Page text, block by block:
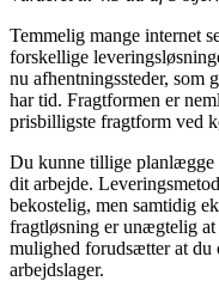
Temmelig mange internet
forskellige
nu afhentningssteder, som
har tid. Fragtformen er
prisbilligste fragtform ved
Du kunne tillige planlægge
dit arbejde.
bekostelig, men samtidig
fragtløsning er unægtelig at
mulighed forudsætter at du
arbejdslager.